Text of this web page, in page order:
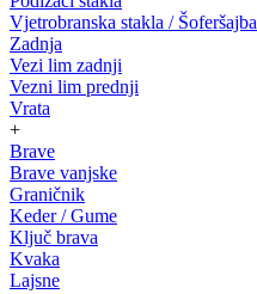
Vjetrobranska stakla / Šoferšajba
Zadnja
Vezi lim zadnji
Vezni lim prednji
Vrata
+
Brave
Brave vanjske
Graničnik
Keder / Gume
Ključ brava
Kvaka
Lajsne